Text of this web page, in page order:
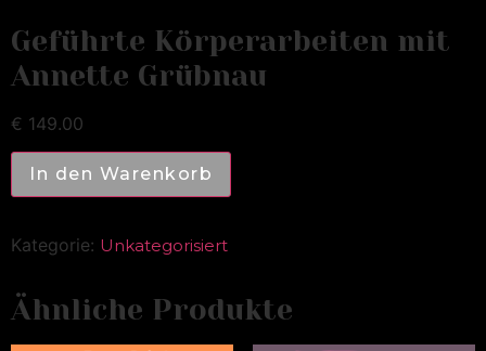
Geführte Körperarbeiten mit
Annette Grübnau
€ 149.00
In den Warenkorb
Kategorie: Unkategorisiert
Ähnliche Produkte